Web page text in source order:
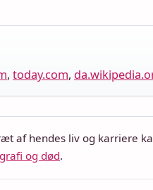
, today.com,
af hendes liv og karriere
og død.